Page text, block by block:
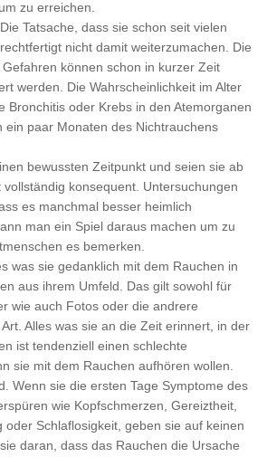
zu erreichen.
Tatsache, dass sie schon seit vielen
nicht damit weiterzumachen. Die
können schon in kurzer Zeit
werden. Die Wahrscheinlichkeit im Alter
Bronchitis oder Krebs in den Atemorganen
ein paar Monaten des Nichtrauchens
bewussten Zeitpunkt und seien sie ab
konsequent. Untersuchungen
es manchmal besser heimlich
man ein Spiel daraus machen um zu
es bemerken.
was sie gedanklich mit dem Rauchen in
aus ihrem Umfeld. Das gilt sowohl für
wie auch Fotos oder die andrere
Alles was sie an die Zeit erinnert, in der
ist tendenziell einen schlechte
sie mit dem Rauchen aufhören wollen.
Wenn sie die ersten Tage Symptome des
wie Kopfschmerzen, Gereiztheit,
oder Schlaflosigkeit, geben sie auf keinen
daran, dass das Rauchen die Ursache